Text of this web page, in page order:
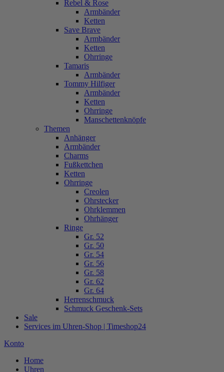
Rebel & Rose
Armbänder
Ketten
Save Brave
Armbänder
Ketten
Ohrringe
Tamaris
Armbänder
Tommy Hilfiger
Armbänder
Ketten
Ohrringe
Manschettenknöpfe
Themen
Anhänger
Armbänder
Charms
Fußkettchen
Ketten
Ohrringe
Creolen
Ohrstecker
Ohrklemmen
Ohrhänger
Ringe
Gr. 52
Gr. 50
Gr. 54
Gr. 56
Gr. 58
Gr. 62
Gr. 64
Herrenschmuck
Schmuck Geschenk-Sets
Sale
Services im Uhren-Shop | Timeshop24
Konto
Home
Uhren